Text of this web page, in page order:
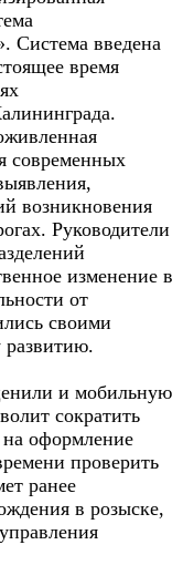
введена
время
современных
возникновения
Руководители
изменение в
от
своими
и мобильную
сократить
на оформление
проверить
ранее
в розыске,